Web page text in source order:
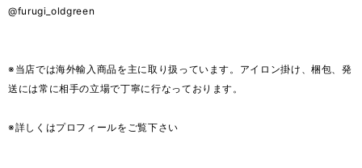
@furugi_oldgreen
※当店では海外輸入商品を主に取り扱っています。アイロン掛け、梱包、発
送には常に相手の立場で丁寧に行なっております。
※詳しくはプロフィールをご覧下さい